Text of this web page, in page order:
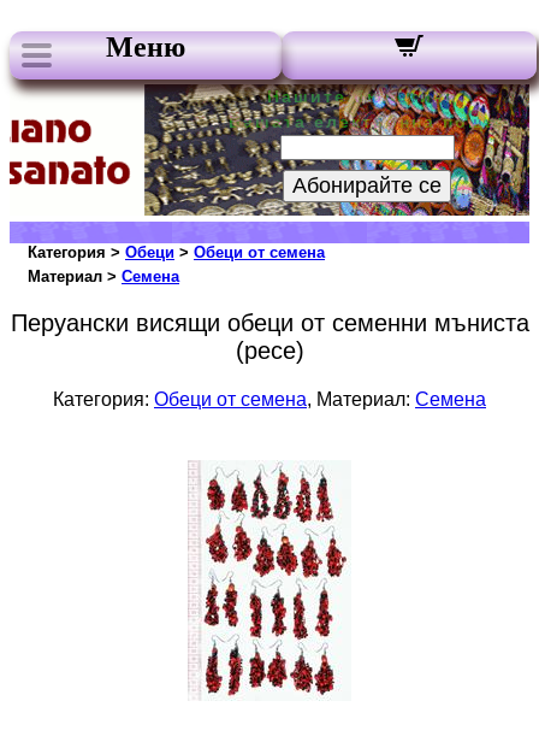
Меню
Нашите бюлетини:
Вашата електронна поща:
Абонирайте се
Категория > Обеци > Обеци от семена
Материал > Семена
Перуански висящи обеци от семенни мъниста
(pece)
Категория: Обеци от семена, Материал: Семена